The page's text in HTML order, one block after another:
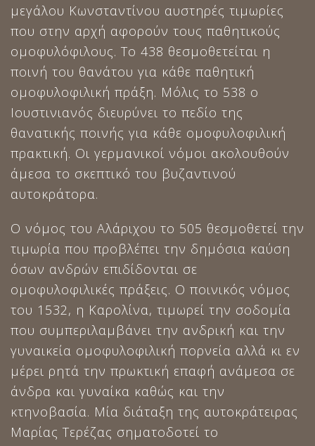
μεγάλου Κωνσταντίνου αυστηρές τιμωρίες
που στην αρχή αφορούν τους παθητικούς
ομοφυλόφιλους. Το 438 θεσμοθετείται η
ποινή του θανάτου για κάθε παθητική
ομοφυλοφιλική πράξη. Μόλις το 538 ο
Ιουστινιανός διευρύνει το πεδίο της
θανατικής ποινής για κάθε ομοφυλοφιλική
πρακτική. Οι γερμανικοί νόμοι ακολουθούν
άμεσα το σκεπτικό του βυζαντινού
αυτοκράτορα.
Ο νόμος του Αλάριχου το 505 θεσμοθετεί την
τιμωρία που προβλέπει την δημόσια καύση
όσων ανδρών επιδίδονται σε
ομοφυλοφιλικές πράξεις. Ο ποινικός νόμος
του 1532, η Καρολίνα, τιμωρεί την σοδομία
που συμπεριλαμβάνει την ανδρική και την
γυναικεία ομοφυλοφιλική πορνεία αλλά κι εν
μέρει ρητά την πρωκτική επαφή ανάμεσα σε
άνδρα και γυναίκα καθώς και την
κτηνοβασία. Μία διάταξη της αυτοκράτειρας
Μαρίας Τερέζας σηματοδοτεί το